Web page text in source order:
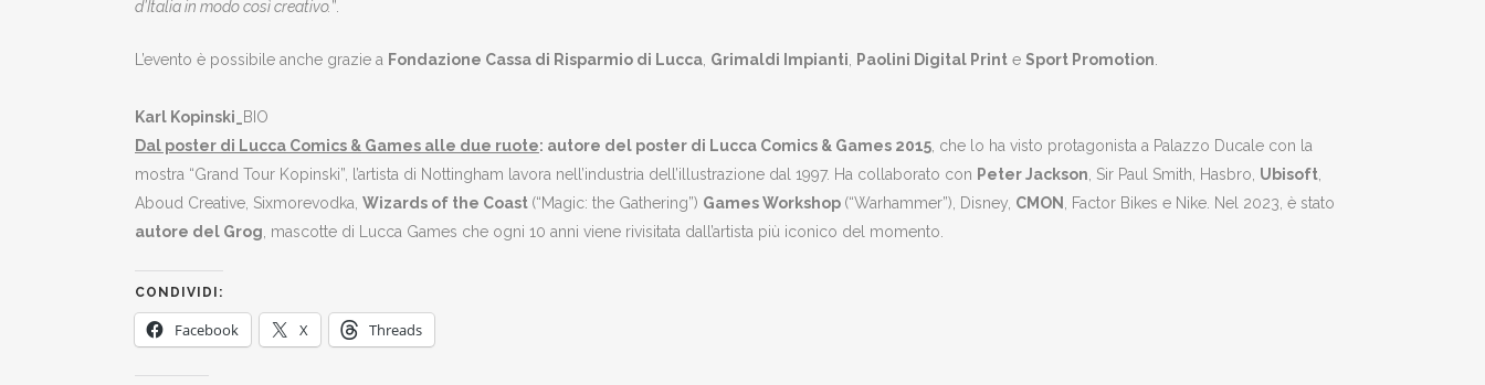
d’Italia in modo così creativo.”.
L’evento è possibile anche grazie a Fondazione Cassa di Risparmio di Lucca Grimaldi Impianti Paolini Digital Print e Sport Promotion
Karl Kopinski_
BIO
Dal poster di Lucca Comics & Games alle due ruote: autore del poster di Lucca Comics & Games 2015 , che lo ha visto protagonista a Palazzo Ducale con la
mostra “Grand Tour Kopinski”, l’artista di Nottingham lavora nell’industria dell’illustrazione dal 1997. Ha collaborato con Peter Jackson , Sir Paul Smith, Hasbro, Ubisoft
Aboud Creative, Sixmorevodka, Wizards of the Coast (“Magic: the Gathering”) Games Workshop (“Warhammer”), Disney, CMON
, Factor Bikes e Nike. Nel 2023, è stato
autore del Grog , mascotte di Lucca Games che ogni 10 anni viene rivisitata dall’artista più iconico del momento.
CONDIVIDI:
Facebook X Threads